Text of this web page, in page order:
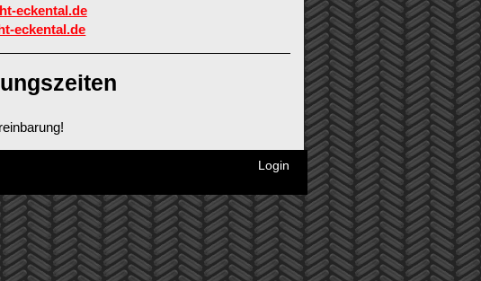
eckental.de
eckental.de
Login